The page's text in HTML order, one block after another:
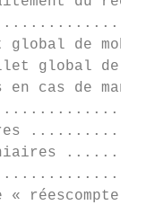
global
du billet
en cas de
grave
«